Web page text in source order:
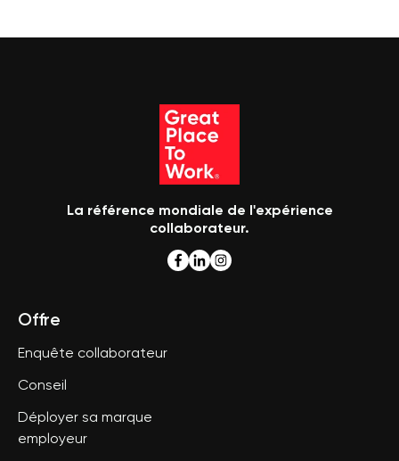
La référence mondiale de l'expérience
collaborateur.
Offre
Enquête collaborateur
Conseil
Déployer sa marque
employeur